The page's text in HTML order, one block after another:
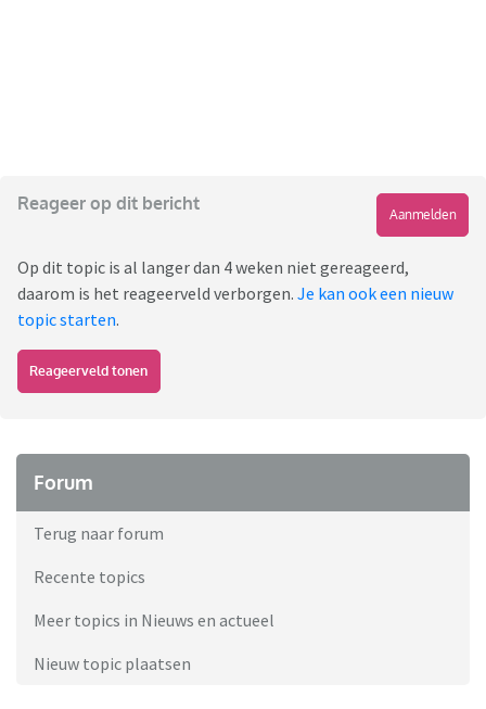
Reageer op dit bericht
Aanmelden
Op dit topic is al langer dan 4 weken niet gereageerd,
daarom is het reageerveld verborgen. Je kan ook een nieuw
topic starten.
Reageerveld tonen
Forum
Terug naar forum
Recente topics
Meer topics in Nieuws en actueel
Nieuw topic plaatsen